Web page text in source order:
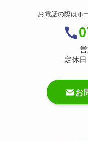
お電話の際はホ
定休
お